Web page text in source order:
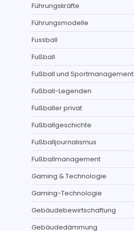
Führungskräfte
Führungsmodelle
Fussball
Fußball
Fußball und Sportmanagement
Fußball-Legenden
Fußballer privat
Fußballgeschichte
Fußballjournalismus
Fußballmanagement
Gaming & Technologie
Gaming-Technologie
Gebäudebewirtschaftung
Gebäudedämmung